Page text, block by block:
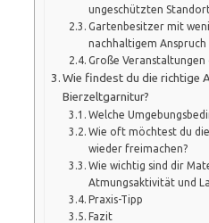
ungeschützten
Gartenbesitzer mit
nachhaltigem Anspruch
Große
Wie findest du die richtige
Bierzeltgarnitur?
Welche
Wie oft möchtest du
wieder freimachen?
Wie wichtig sind dir
Atmungsaktivität und
Praxis-Tipp
Fazit